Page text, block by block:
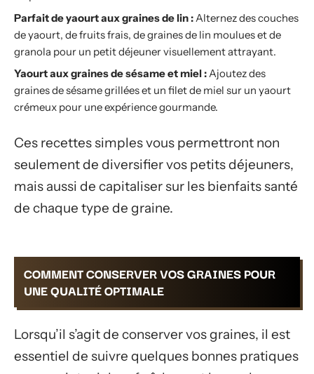
Parfait de yaourt aux graines de lin :Alternez des couches
de yaourt, de fruits frais, de graines de lin moulues et de
granola pour un petit déjeuner visuellement attrayant.
Yaourt aux graines de sésame et miel :Ajoutez des
graines de sésame grillées et un filet de miel sur un yaourt
crémeux pour une expérience gourmande.
Ces recettes simples vous permettront non
seulement de diversifier vos petits déjeuners,
mais aussi de capitaliser sur les bienfaits santé
de chaque type de graine.
COMMENT CONSERVER VOS GRAINES POUR
UNE QUALITÉ OPTIMALE
Lorsqu’il s’agit de conserver vos graines, il est
essentiel de suivre quelques bonnes pratiques